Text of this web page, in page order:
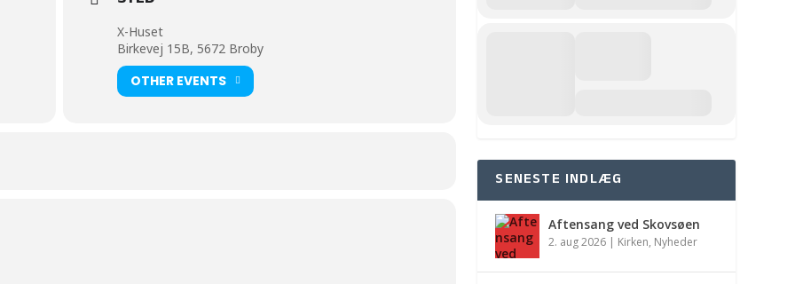
X-Huset
Birkevej 15B, 5672 Broby
OTHER EVENTS
SENESTE INDLÆG
Aftensang ved Skovsøen
2. aug 2026 | Kirken, Nyheder